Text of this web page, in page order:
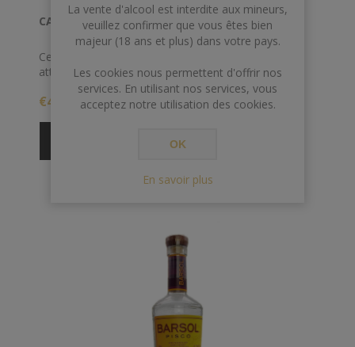
CACHACA 70 CL 41.5° YAGUARA
Cet élégant spiritueux brésilien est créé sous l'œil
attentif du maître assembleur Erwin Weimann en
utilisant une combinaison de cachaça vieillie en chêne
et de cachaça reposée dans des cuves en acier
inoxydable. Il est ensuite filtré trois fois pour éliminer
excellent ingrédient pour les cocktails.
€46,00
La vente d'alcool est interdite aux mineurs,
veuillez confirmer que vous êtes bien
majeur (18 ans et plus) dans votre pays.
Les cookies nous permettent d'offrir nos
services. En utilisant nos services, vous
acceptez notre utilisation des cookies.
OK
En savoir plus